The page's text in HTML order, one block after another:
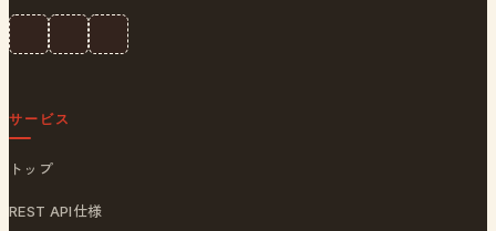
サービス
トップ
REST API仕様